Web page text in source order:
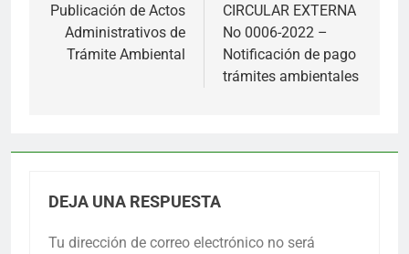
de
entradas
Publicación de Actos
Administrativos de
Trámite Ambiental
CIRCULAR EXTERNA
No 0006-2022 –
Notificación de pago
trámites ambientales
DEJA UNA RESPUESTA
Tu dirección de correo electrónico no será